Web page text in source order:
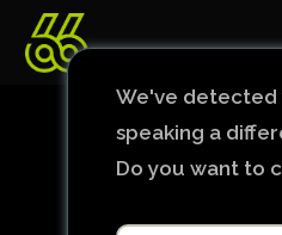
We've detected
speaking a
Do you want to